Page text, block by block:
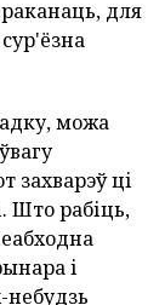
для
можа
захварэў ці
Што рабіць,
і
небудзь